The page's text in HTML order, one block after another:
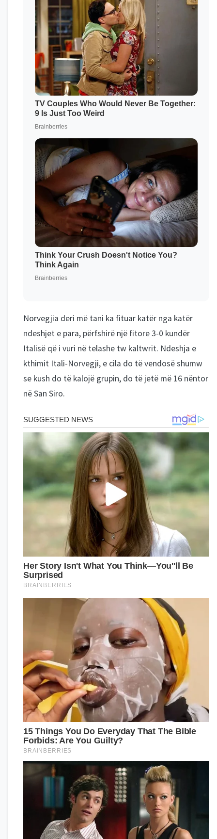
Norvegjia deri më tani ka fituar katër nga katër
ndeshjet e para, përfshirë një fitore 3-0 kundër
Italisë që i vuri në telashe tw kaltwrit. Ndeshja e
kthimit Itali-Norvegji, e cila do të vendosë shumw
se kush do të kalojë grupin, do të jetë më 16 nëntor
në San Siro.